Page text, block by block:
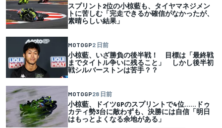
スプリント2位の小椋藍も、タイヤマネジメン
トに苦しむ「完走できるか確信がなかったが、
素晴らしい結果」
MOTOGP2 日前
小椋藍、いざ勝負の後半戦！ 目標は「最終戦
までタイトル争いに残ること」 しかし後半初
戦シルバーストンは苦手？？
MOTOGP28 日前
小椋藍、ドイツGPのスプリントで4位……ドゥ
カティ勢3台に敵わずも、決勝には自信「明日
はもっとよくなる余地がある」